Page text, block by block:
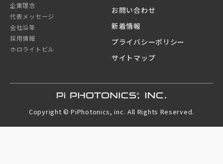
企業理念
代表メッセージ
会社沿革
採用情報
ホロライトビル
お問い合わせ
新着情報
プライバシーポリシー
サイトマップ
Copyright © PiPhotonics, inc. All Rights Reserved.